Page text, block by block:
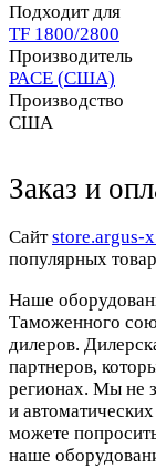
Подходит для
TF 1800/2800
Производитель
PACE (США)
Производство
США
Заказ и
Cайтstore.argus-
популярных
Наше
Таможенного
дилеров.
партнеров,
регионах. Мы не
и
можете
наше